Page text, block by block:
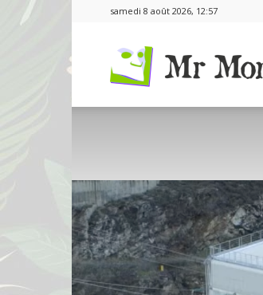
samedi 8 août 2026, 12:57